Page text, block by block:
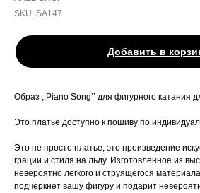
SKU: SA147
Добавить в
Образ ,,Piano Song’’ для фигурного катания
Это платье доступно к пошиву по
Это не просто платье, это произведение
грации и стиля на льду. Изготовленное из
невероятно легкого и струящегося
подчеркнет вашу фигуру и подарит